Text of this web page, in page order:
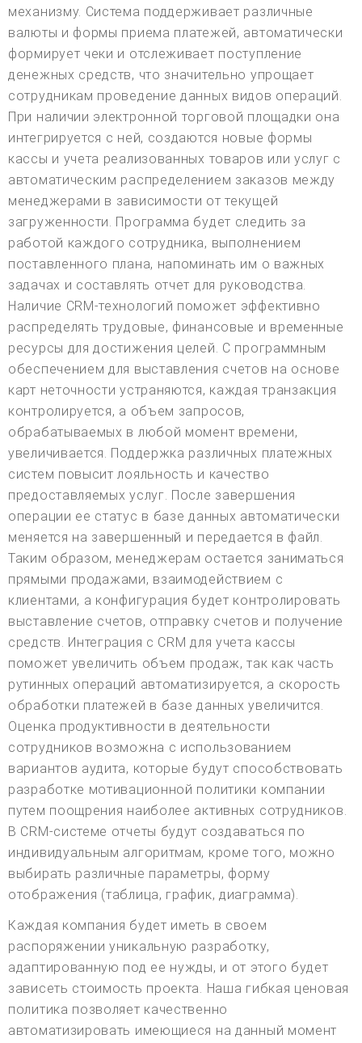
механизму. Система поддерживает различные
валюты и формы приема платежей, автоматически
формирует чеки и отслеживает поступление
денежных средств, что значительно упрощает
сотрудникам проведение данных видов операций.
При наличии электронной торговой площадки она
интегрируется с ней, создаются новые формы
кассы и учета реализованных товаров или услуг с
автоматическим распределением заказов между
менеджерами в зависимости от текущей
загруженности. Программа будет следить за
работой каждого сотрудника, выполнением
поставленного плана, напоминать им о важных
задачах и составлять отчет для руководства.
Наличие CRM-технологий поможет эффективно
распределять трудовые, финансовые и временные
ресурсы для достижения целей. С программным
обеспечением для выставления счетов на основе
карт неточности устраняются, каждая транзакция
контролируется, а объем запросов,
обрабатываемых в любой момент времени,
увеличивается. Поддержка различных платежных
систем повысит лояльность и качество
предоставляемых услуг. После завершения
операции ее статус в базе данных автоматически
меняется на завершенный и передается в файл.
Таким образом, менеджерам остается заниматься
прямыми продажами, взаимодействием с
клиентами, а конфигурация будет контролировать
выставление счетов, отправку счетов и получение
средств. Интеграция с CRM для учета кассы
поможет увеличить объем продаж, так как часть
рутинных операций автоматизируется, а скорость
обработки платежей в базе данных увеличится.
Оценка продуктивности в деятельности
сотрудников возможна с использованием
вариантов аудита, которые будут способствовать
разработке мотивационной политики компании
путем поощрения наиболее активных сотрудников.
В CRM-системе отчеты будут создаваться по
индивидуальным алгоритмам, кроме того, можно
выбирать различные параметры, форму
отображения (таблица, график, диаграмма).
Каждая компания будет иметь в своем
распоряжении уникальную разработку,
адаптированную под ее нужды, и от этого будет
зависеть стоимость проекта. Наша гибкая ценовая
политика позволяет качественно
автоматизировать имеющиеся на данный момент